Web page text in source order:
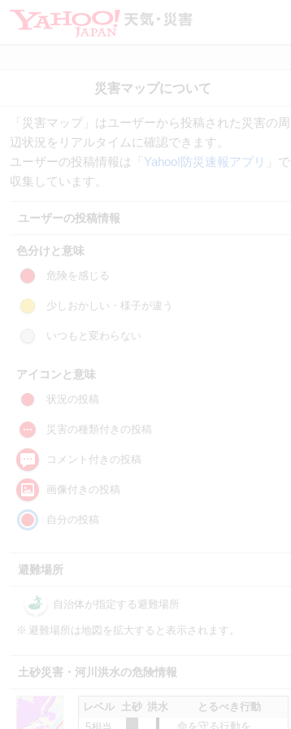
「災害マップ」はユーザーから投稿された災害の周
辺状況をリアルタイムに確認できます。
ユーザーの投稿情報は「 Yahoo!防災速報アプリ
」で
収集しています。
ユーザーの投稿情報
色分けと意味
危険を感じる
少しおかしい・様子が違う
いつもと変わらない
アイコンと意味
状況の投稿
災害の種類付きの投稿
コメント付きの投稿
画像付きの投稿
自分の投稿
避難場所
自治体が指定する避難場所
※ 避難場所は地図を拡大すると表示されます。
土砂災害・河川洪水の危険情報
レベル 土砂 洪水
とるべき行動
命を守る行動を